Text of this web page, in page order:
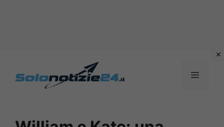
MENU